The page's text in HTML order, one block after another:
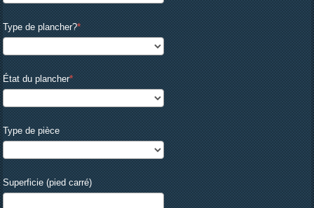
Type de plancher?
État du plancher
Type de pièce
Superficie (pied carré)